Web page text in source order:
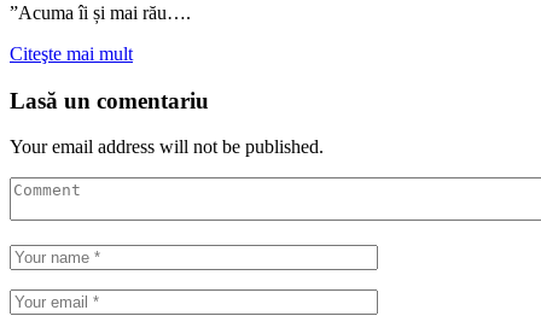
”Acuma îi și mai rău….
Citeşte mai mult
Lasă un comentariu
Your email address will not be published.